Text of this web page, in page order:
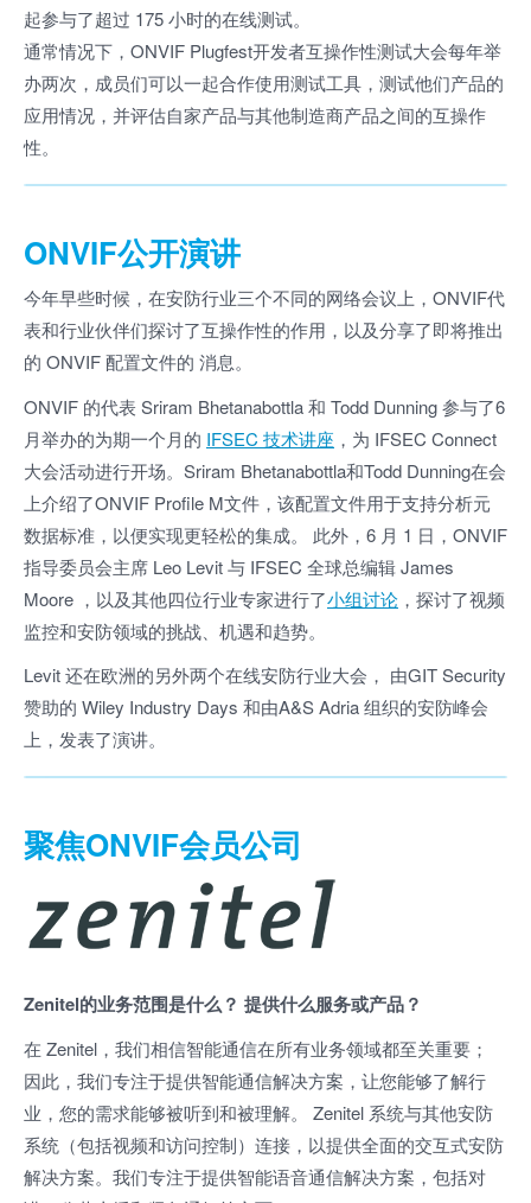
起参与了超过 175 小时的在线测试。
通常情况下，ONVIF Plugfest开发者互操作性测试大会每年举
办两次，成员们可以一起合作使用测试工具，测试他们产品的
应用情况，并评估自家产品与其他制造商产品之间的互操作
性。
ONVIF公开演讲
今年早些时候，在安防行业三个不同的网络会议上，ONVIF代
表和行业伙伴们探讨了互操作性的作用，以及分享了即将推出
的 ONVIF 配置文件的 消息。
ONVIF 的代表 Sriram Bhetanabottla 和 Todd Dunning 参与了6
月举办的为期一个月的 IFSEC 技术讲座 ，为 IFSEC Connect
大会活动进行开场。Sriram Bhetanabottla和Todd Dunning在会
上介绍了ONVIF Profile M文件，该配置文件用于支持分析元
数据标准，以便实现更轻松的集成。 此外，6 月 1 日，ONVIF
指导委员会主席 Leo Levit 与 IFSEC 全球总编辑 James
Moore ，以及其他四位行业专家进行了小组讨论 ，探讨了视频
监控和安防领域的挑战、机遇和趋势。
Levit 还在欧洲的另外两个在线安防行业大会， 由GIT Security
赞助的 Wiley Industry Days 和由A&S Adria 组织的安防峰会
上，发表了演讲。
聚焦ONVIF会员公司
Zenitel的业务范围是什么？ 提供什么服务或产品？
在 Zenitel，我们相信智能通信在所有业务领域都至关重要；
因此，我们专注于提供智能通信解决方案，让您能够了解行
业，您的需求能够被听到和被理解。 Zenitel 系统与其他安防
系统（包括视频和访问控制）连接，以提供全面的交互式安防
解决方案。我们专注于提供智能语音通信解决方案，包括对